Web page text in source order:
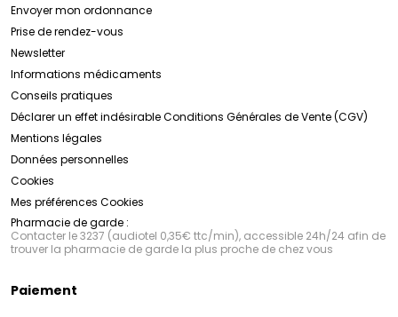
Envoyer mon ordonnance
Prise de rendez-vous
Newsletter
Informations médicaments
Conseils pratiques
Déclarer un effet indésirableConditions Générales de Vente (CGV)
Mentions légales
Données personnelles
Cookies
Mes préférences Cookies
Pharmacie de garde :
Contacter le 3237 (audiotel 0,35€ ttc/min), accessible 24h/24 afin de
trouver la pharmacie de garde la plus proche de chez vous
Paiement